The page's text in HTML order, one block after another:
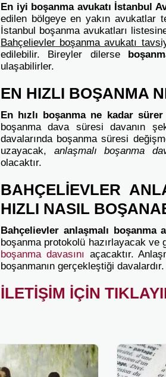
En iyi boşanma avukatı İstanbul
edilen bölgeye en yakın avukatlar
İstanbul boşanma avukatları
Bahçelievler boşanma avukatı
edilebilir. Bireyler dilerse
ulaşabilirler.
EN HIZLI BOŞANMA
En hızlı boşanma ne kadar sürer
boşanma dava süresi davanın
davalarında boşanma süresi
uzayacak, anlaşmalı boşanma
olacaktır.
BAHÇELİEVLER
HIZLI NASIL
Bahçelievler anlaşmalı boşanma
boşanma protokolü hazırlayacak
boşanma davasını açacaktır.
boşanmanın gerçekleştiği davalardır.
İLETİŞİM İÇİN